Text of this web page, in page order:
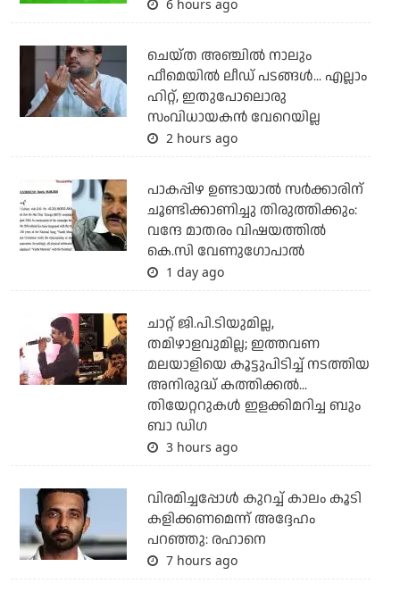
6 hours ago
ചെയ്ത അഞ്ചില്‍ നാലും
ഫീമെയില്‍ ലീഡ് പടങ്ങള്‍... എല്ലാം
ഹിറ്റ്, ഇതുപോലൊരു
സംവിധായകന്‍ വേറെയില്ല
2 hours ago
പാകപ്പിഴ ഉണ്ടായാല്‍ സര്‍ക്കാരിന്
ചൂണ്ടിക്കാണിച്ചു തിരുത്തിക്കും:
വന്ദേ മാതരം വിഷയത്തില്‍
കെ.സി വേണുഗോപാല്‍
1 day ago
ചാറ്റ് ജി.പി.ടിയുമില്ല,
തമിഴാളവുമില്ല; ഇത്തവണ
മലയാളിയെ കൂട്ടുപിടിച്ച് നടത്തിയ
അനിരുദ്ധ് കത്തിക്കല്‍...
തിയേറ്ററുകള്‍ ഇളക്കിമറിച്ച ബും
ബാ ഡിഗ
3 hours ago
വിരമിച്ചപ്പോള്‍ കുറച്ച് കാലം കൂടി
കളിക്കണമെന്ന് അദ്ദേഹം
പറഞ്ഞു: രഹാനെ
7 hours ago